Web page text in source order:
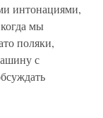
интонациями,
мы
поляки,
с